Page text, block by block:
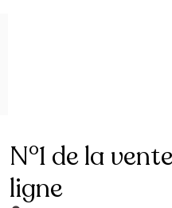
N°1 de la
ligne